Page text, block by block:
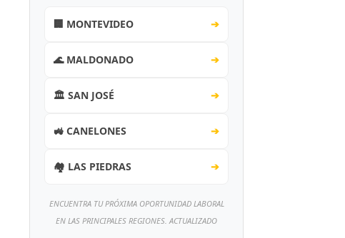
🏢 MONTEVIDEO ➔
🌊 MALDONADO ➔
🏛️ SAN JOSÉ ➔
🚜 CANELONES ➔
🏘️ LAS PIEDRAS ➔
ENCUENTRA TU PRÓXIMA OPORTUNIDAD LABORAL
EN LAS PRINCIPALES REGIONES. ACTUALIZADO